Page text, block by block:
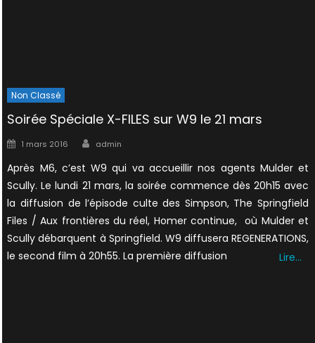
Non Classé
Soirée Spéciale X-FILES sur W9 le 21 mars
Posted
1 mars 2016 Author
admin
Après M6, c’est W9 qui va accueillir nos agents Mulder et
Scully. Le lundi 21 mars, la soirée commence dès 20h15 avec
la diffusion de l’épisode culte des Simpson, The Springfield
Files / Aux frontières du réel, Homer continue, où Mulder et
Scully débarquent à Springfield. W9 diffusera REGENERATIONS,
le second film à 20h55. La première diffusion
Lire…